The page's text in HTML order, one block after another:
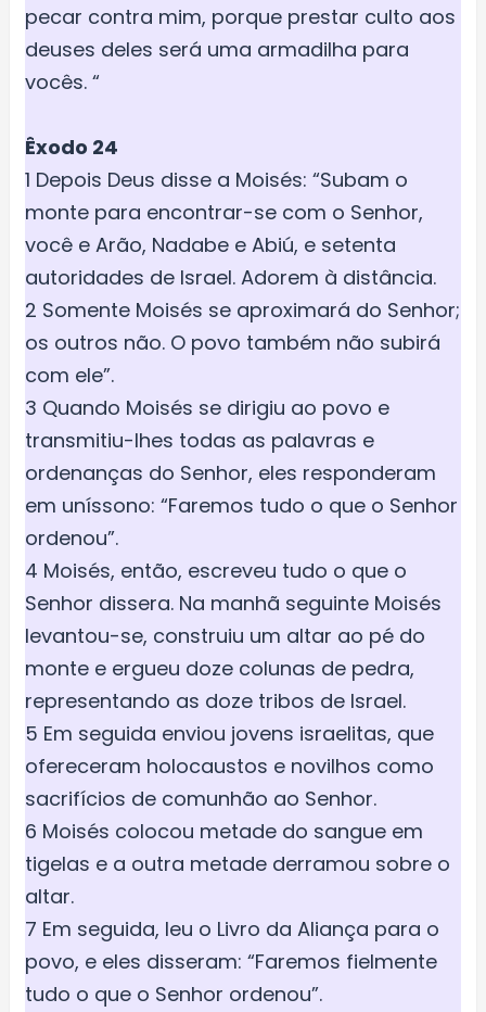
pecar contra mim, porque prestar culto aos
deuses deles será uma armadilha para
vocês. “
Êxodo 24
1 Depois Deus disse a Moisés: “Subam o
monte para encontrar-se com o Senhor,
você e Arão, Nadabe e Abiú, e setenta
autoridades de Israel. Adorem à distância.
2 Somente Moisés se aproximará do Senhor;
os outros não. O povo também não subirá
com ele”.
3 Quando Moisés se dirigiu ao povo e
transmitiu-lhes todas as palavras e
ordenanças do Senhor, eles responderam
em uníssono: “Faremos tudo o que o Senhor
ordenou”.
4 Moisés, então, escreveu tudo o que o
Senhor dissera. Na manhã seguinte Moisés
levantou-se, construiu um altar ao pé do
monte e ergueu doze colunas de pedra,
representando as doze tribos de Israel.
5 Em seguida enviou jovens israelitas, que
ofereceram holocaustos e novilhos como
sacrifícios de comunhão ao Senhor.
6 Moisés colocou metade do sangue em
tigelas e a outra metade derramou sobre o
altar.
7 Em seguida, leu o Livro da Aliança para o
povo, e eles disseram: “Faremos fielmente
tudo o que o Senhor ordenou”.